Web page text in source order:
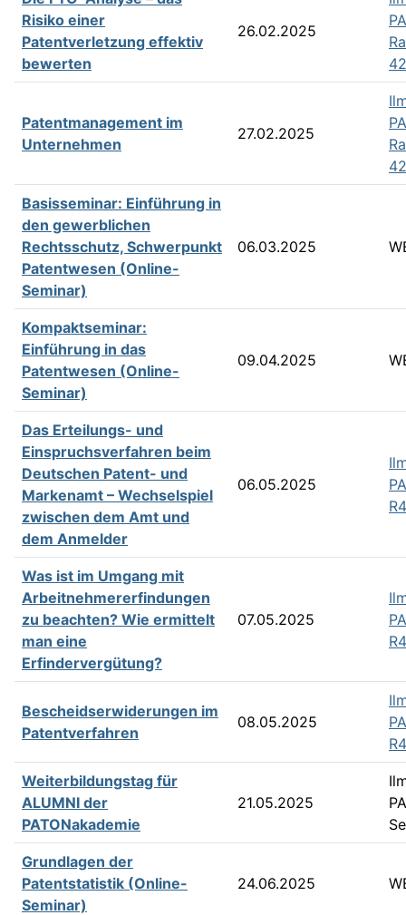
Risiko einer
Patentverletzung effektiv
bewerten
26.02.2025
Patentmanagement im
Unternehmen
27.02.2025
Basisseminar: Einführung in
den gewerblichen
Rechtsschutz, Schwerpunkt
Patentwesen (Online-
Seminar)
06.03.2025
Kompaktseminar:
Einführung in das
Patentwesen (Online-
Seminar)
09.04.2025
Das Erteilungs- und
Einspruchsverfahren beim
Deutschen Patent- und
Markenamt – Wechselspiel
zwischen dem Amt und
dem Anmelder
06.05.2025
Was ist im Umgang mit
Arbeitnehmererfindungen
zu beachten? Wie ermittelt
man eine
Erfindervergütung?
07.05.2025
Bescheidserwiderungen im
Patentverfahren
08.05.2025
Weiterbildungstag für
ALUMNI der
PATONakademie
21.05.2025
Grundlagen der
Patentstatistik (Online-
Seminar)
24.06.2025